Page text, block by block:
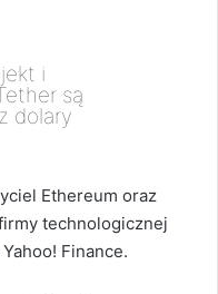
i
są
dolary
Ethereum oraz
technologicznej
Finance.